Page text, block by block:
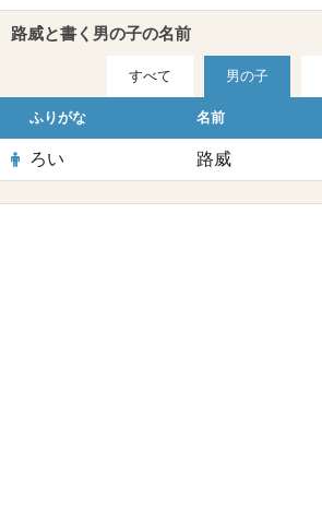
路威と書く男の子の名前
すべて 男の子
ふりがな 名前
ろい 路威